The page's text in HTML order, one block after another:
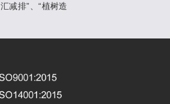
减排”、“植树造